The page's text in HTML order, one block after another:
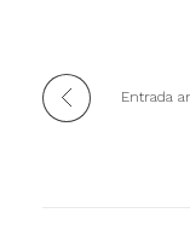
Entrada